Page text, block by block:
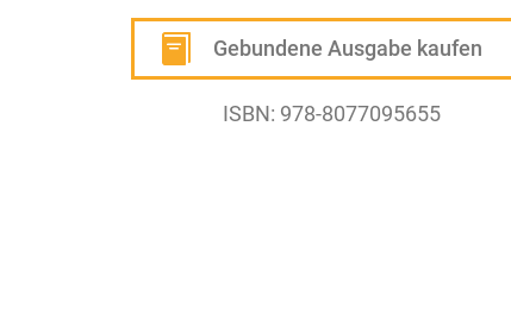
Gebundene Ausgabe kaufen
ISBN: 978-8077095655